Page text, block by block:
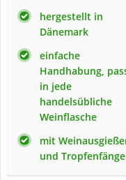
hergestellt in
Dänemark
einfache
Handhabung,
in jede
handelsübliche
Weinflasche
mit
und